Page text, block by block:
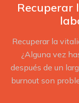
Recuperar
Recuperar la
¿Alguna vez
después de un
burnout son